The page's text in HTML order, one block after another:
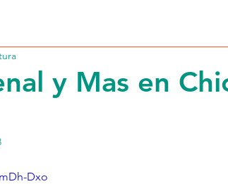
y Mas en
Dxo